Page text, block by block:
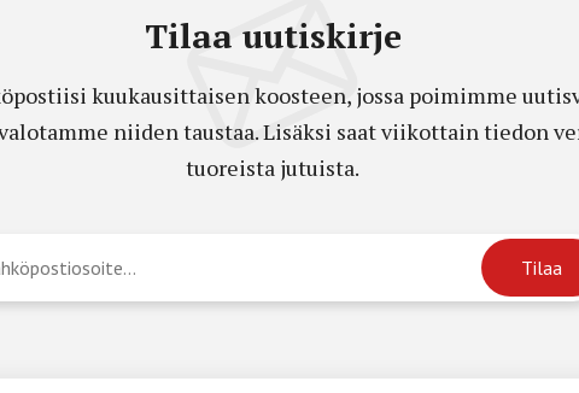
Tilaa uutiskirje
kuukausittaisen koosteen, jossa poimimme
niiden taustaa. Lisäksi saat viikottain tiedon
tuoreista jutuista.